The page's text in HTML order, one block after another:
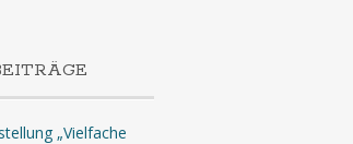
„Vielfache